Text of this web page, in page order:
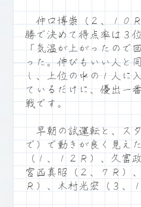
仲口博崇（２、１０
勝で決めて得点率は３
「気温が上がったので
った。伸びもいい人と
し、上位の中の１人に
ているだけに、優出一
戦です。
早朝の試運転と、ス
で）で動きが良く見え
（１、１２Ｒ）、久富
宮西真昭（２、７Ｒ）
Ｒ）、木村光宏（３、